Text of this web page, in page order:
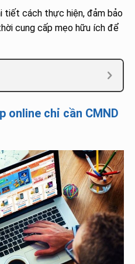
tiết cách thực hiện, đảm bảo
cung cấp mẹo hữu ích để
online chỉ cần CMND